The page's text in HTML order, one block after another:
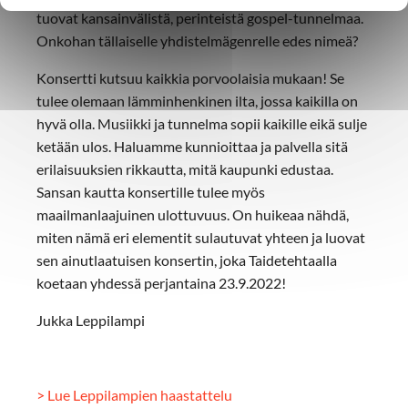
tuovat kansainvälistä, perinteistä gospel-tunnelmaa.
Onkohan tällaiselle yhdistelmägenrelle edes nimeä?
Konsertti kutsuu kaikkia porvoolaisia mukaan! Se
tulee olemaan lämminhenkinen ilta, jossa kaikilla on
hyvä olla. Musiikki ja tunnelma sopii kaikille eikä sulje
ketään ulos. Haluamme kunnioittaa ja palvella sitä
erilaisuuksien rikkautta, mitä kaupunki edustaa.
Sansan kautta konsertille tulee myös
maailmanlaajuinen ulottuvuus. On huikeaa nähdä,
miten nämä eri elementit sulautuvat yhteen ja luovat
sen ainutlaatuisen konsertin, joka Taidetehtaalla
koetaan yhdessä perjantaina 23.9.2022!
Jukka Leppilampi
> Lue Leppilampien haastattelu